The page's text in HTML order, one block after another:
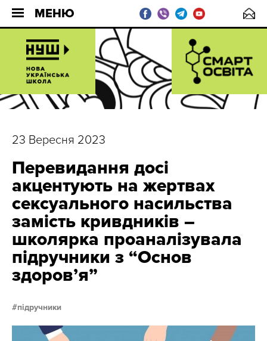
МЕНЮ
23 Вересня 2023
Перевидання досі
акцентують на жертвах
сексуального насильства
замість кривдників –
школярка проаналізувала
підручники з “Основ
здоров’я”
підручники